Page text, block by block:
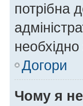
потрібна
Догори
Чому я